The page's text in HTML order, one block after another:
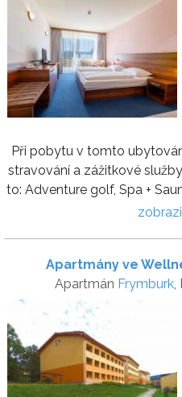
Při pobytu v tomto
stravování a zážitkové
to: Adventure golf, Spa +
Apartmány ve
Apartmán Frymburk,